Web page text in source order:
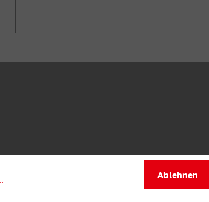
Ablehnen